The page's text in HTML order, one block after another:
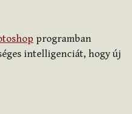
programban
intelligenciát, hogy új